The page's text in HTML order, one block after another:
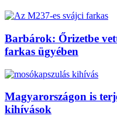
Barbárok: Őrizetbe
farkas ügyében
Magyarországon is
kihívások